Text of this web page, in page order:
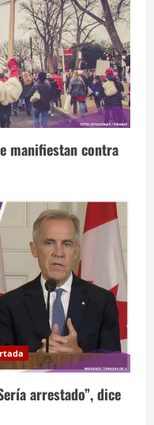
manifiestan contra
arrestado”, dice